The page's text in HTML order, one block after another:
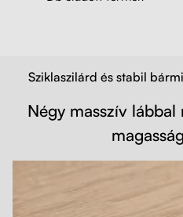
Sziklaszilárd és stabil
Négy masszív